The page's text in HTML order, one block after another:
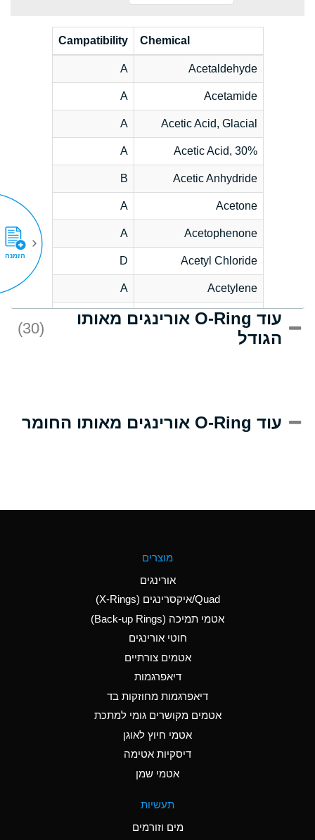
Chemical
Campatibility
Acetaldehyde
A
Acetamide
A
Acetic Acid, Glacial
A
Acetic Acid, 30%
A
Acetic Anhydride
B
Acetone
A
Acetophenone
A
Acetyl Chloride
D
Acetylene
A
Acrlylonitrile
D
Adipic Acid
(Aqueous)
Aluminum Nitrate
(Aqueous)
Aluminum Phosphate
Ammonia Anhydrous
A
Ammonia Gas (cold)
A
Ammonia Gas (hot)
עוד O-Ring אורינגים מאותו
הגודל
(30)
עוד O-Ring אורינגים מאותו החומר
מוצרים
אורינגים
Quad/איקסרינגים (X-Rings)
אטמי תמיכה (Back-up Rings)
חוטי אורינגים
אטמים צורתיים
דיאפרגמות
דיאפרגמות מחוזקות בד
אטמים מקושרים גומי למתכת
אטמי חיוץ לאוגן
דיסקיות אטימה
אטמי שמן
תעשיות
מים וזורמים
הזמנה